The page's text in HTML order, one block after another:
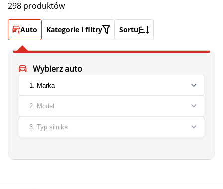
298 produktów
Auto Kategorie i filtry Sortuj
Wybierz auto